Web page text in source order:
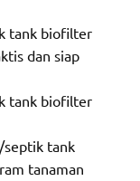
tank biofilter
dan siap
tank biofilter
tank
tanaman